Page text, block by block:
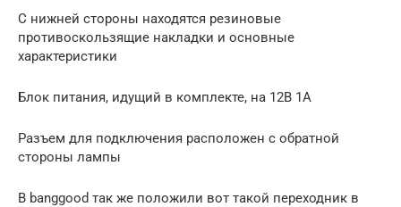
С нижней стороны находятся резиновые
противоскользящие накладки и основные
характеристики
Блок питания, идущий в комплекте, на 12В 1А
Разъем для подключения расположен с обратной
стороны лампы
В banggood так же положили вот такой переходник в